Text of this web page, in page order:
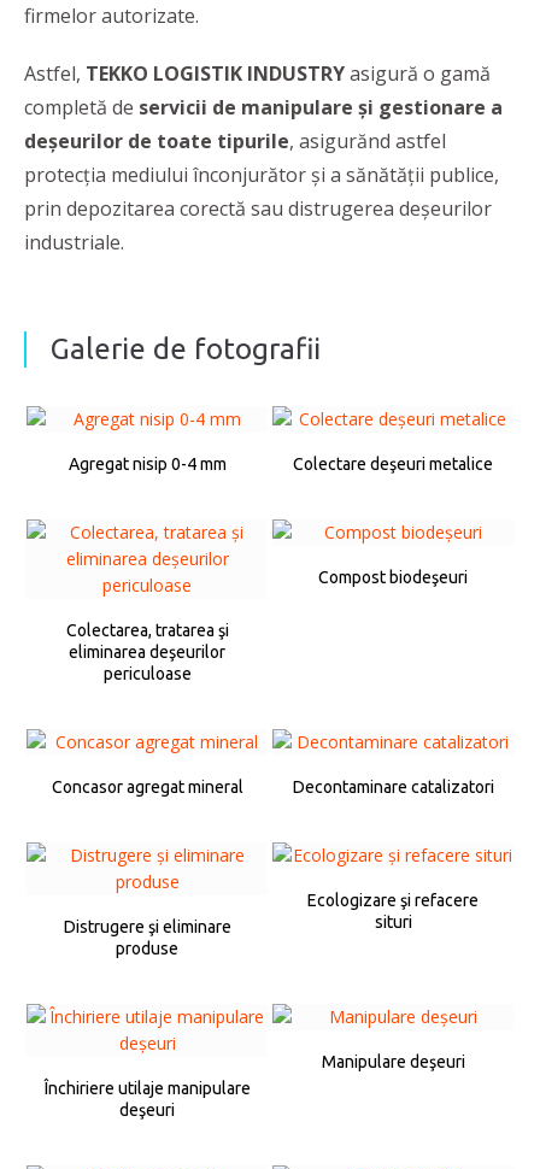
firmelor autorizate.
Astfel, TEKKO LOGISTIK INDUSTRYasigură o gamă
completă de servicii de manipulare şi gestionare a
deşeurilor de toate tipurile, asigurănd astfel
protecţia mediului înconjurător şi a sănătăţii publice,
prin depozitarea corectă sau distrugerea deşeurilor
industriale.
Galerie de fotografii
Agregat nisip 0-4 mm Colectare deşeuri metalice
Colectarea, tratarea şi
eliminarea deşeurilor
periculoase
Compost biodeşeuri
Concasor agregat mineral Decontaminare catalizatori
Distrugere şi eliminare
produse
Ecologizare şi refacere
situri
Închiriere utilaje manipulare
deşeuri
Manipulare deşeuri